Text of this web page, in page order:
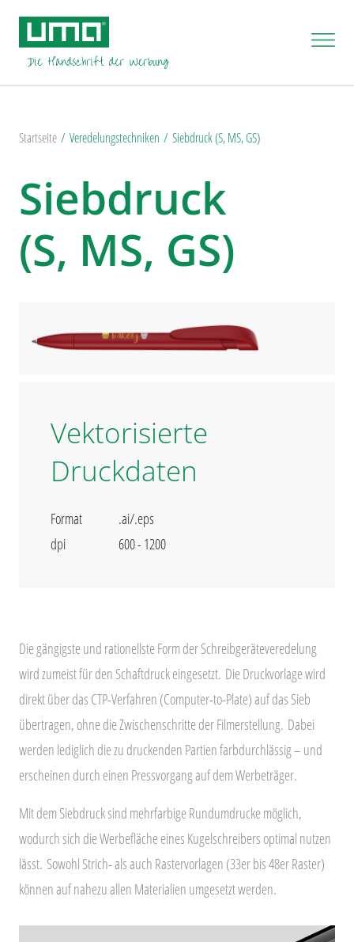
Startseite Veredelungstechniken Siebdruck (S, MS, GS)
Siebdruck
(S, MS, GS)
Vektorisierte
Druckdaten
Format
dpi
.ai/.eps
600 - 1200
Die gängigste und rationellste Form der Schreibgeräteveredelung
wird zumeist für den Schaftdruck eingesetzt. Die Druckvorlage wird
direkt über das CTP-Verfahren (Computer-to-Plate) auf das Sieb
übertragen, ohne die Zwischenschritte der Filmerstellung. Dabei
werden lediglich die zu druckenden Partien farbdurchlässig – und
erscheinen durch einen Pressvorgang auf dem Werbeträger.
Mit dem Siebdruck sind mehrfarbige Rundumdrucke möglich,
wodurch sich die Werbefläche eines Kugelschreibers optimal nutzen
lässt. Sowohl Strich- als auch Rastervorlagen (33er bis 48er Raster)
können auf nahezu allen Materialien umgesetzt werden.